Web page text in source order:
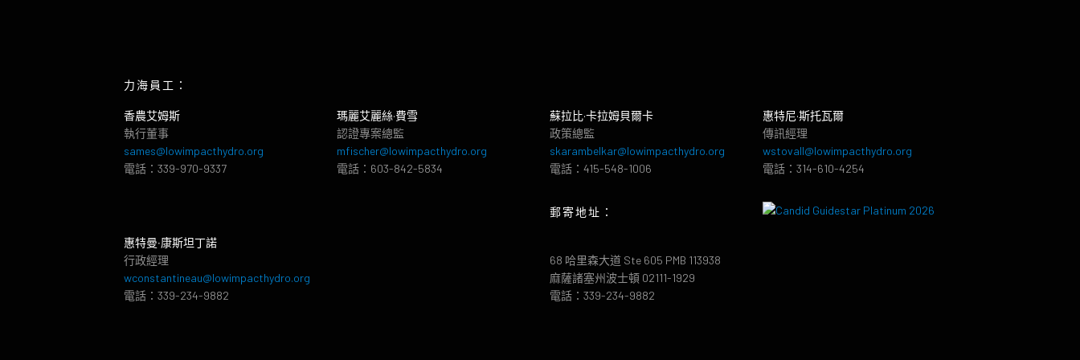
力海員工：
香農艾姆斯
執行董事
sames@lowimpacthydro.org
電話：339-970-9337
惠特曼‧康斯坦丁諾
行政經理
wconstantineau@lowimpacthydro.org
電話：339-234-9882
瑪麗艾麗絲·費雪
認證專案總監
mfischer@lowimpacthydro.org
電話：603-842-5834
蘇拉比·卡拉姆貝爾卡
政策總監
skarambelkar@lowimpacthydro.org
電話：415-548-1006
郵寄地址：
68 哈里森大道 Ste 605 PMB 113938
麻薩諸塞州波士頓 02111-1929
電話：339-234-9882
惠特尼·斯托瓦爾
傳訊經理
wstovall@lowimpacthydro.org
電話：314-610-4254